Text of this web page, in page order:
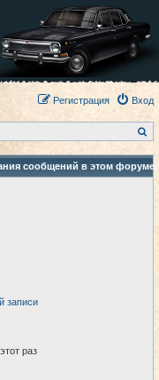
Вход
Регистрация
о
с
к
сообщений в этом форуме.
записи
раз